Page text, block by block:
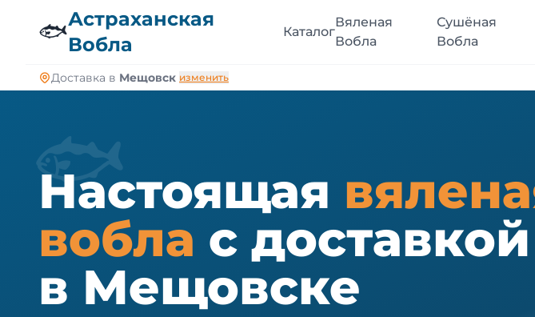
🐟Астраханская
Вобла
Каталог
Вяленая
Вобла
Сушёная
Вобла
Доставка в Мещовск изменить
🐟
Настоящая
вобла с доставкой
в Мещовске